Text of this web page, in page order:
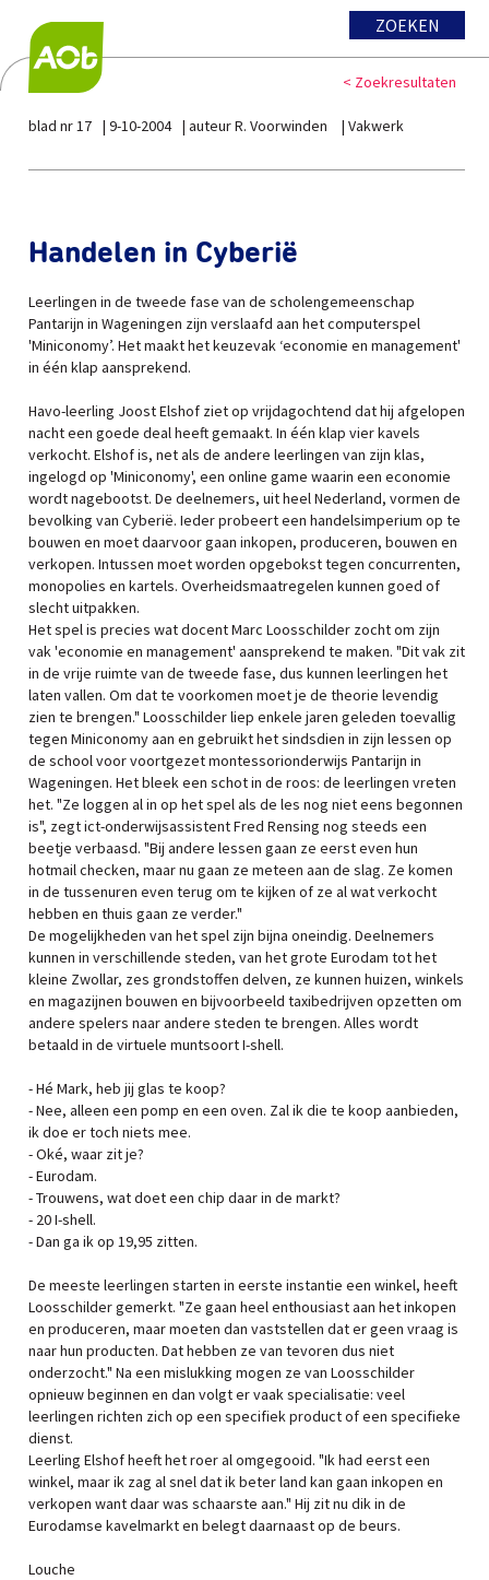
ZOEKEN
< Zoekresultaten
blad nr 17 9-10-2004 auteur R. Voorwinden Vakwerk
Handelen in Cyberië
Leerlingen in de tweede fase van de scholengemeenschap
Pantarijn in Wageningen zijn verslaafd aan het computerspel
'Miniconomy’. Het maakt het keuzevak ‘economie en management'
in één klap aansprekend.
Havo-leerling Joost Elshof ziet op vrijdagochtend dat hij afgelopen
nacht een goede deal heeft gemaakt. In één klap vier kavels
verkocht. Elshof is, net als de andere leerlingen van zijn klas,
ingelogd op 'Miniconomy', een online game waarin een economie
wordt nagebootst. De deelnemers, uit heel Nederland, vormen de
bevolking van Cyberië. Ieder probeert een handelsimperium op te
bouwen en moet daarvoor gaan inkopen, produceren, bouwen en
verkopen. Intussen moet worden opgebokst tegen concurrenten,
monopolies en kartels. Overheidsmaatregelen kunnen goed of
slecht uitpakken.
Het spel is precies wat docent Marc Loosschilder zocht om zijn
vak 'economie en management' aansprekend te maken. "Dit vak zit
in de vrije ruimte van de tweede fase, dus kunnen leerlingen het
laten vallen. Om dat te voorkomen moet je de theorie levendig
zien te brengen." Loosschilder liep enkele jaren geleden toevallig
tegen Miniconomy aan en gebruikt het sindsdien in zijn lessen op
de school voor voortgezet montessorionderwijs Pantarijn in
Wageningen. Het bleek een schot in de roos: de leerlingen vreten
het. "Ze loggen al in op het spel als de les nog niet eens begonnen
is", zegt ict-onderwijsassistent Fred Rensing nog steeds een
beetje verbaasd. "Bij andere lessen gaan ze eerst even hun
hotmail checken, maar nu gaan ze meteen aan de slag. Ze komen
in de tussenuren even terug om te kijken of ze al wat verkocht
hebben en thuis gaan ze verder."
De mogelijkheden van het spel zijn bijna oneindig. Deelnemers
kunnen in verschillende steden, van het grote Eurodam tot het
kleine Zwollar, zes grondstoffen delven, ze kunnen huizen, winkels
en magazijnen bouwen en bijvoorbeeld taxibedrijven opzetten om
andere spelers naar andere steden te brengen. Alles wordt
betaald in de virtuele muntsoort I-shell.
- Hé Mark, heb jij glas te koop?
- Nee, alleen een pomp en een oven. Zal ik die te koop aanbieden,
ik doe er toch niets mee.
- Oké, waar zit je?
- Eurodam.
- Trouwens, wat doet een chip daar in de markt?
- 20 I-shell.
- Dan ga ik op 19,95 zitten.
De meeste leerlingen starten in eerste instantie een winkel, heeft
Loosschilder gemerkt. "Ze gaan heel enthousiast aan het inkopen
en produceren, maar moeten dan vaststellen dat er geen vraag is
naar hun producten. Dat hebben ze van tevoren dus niet
onderzocht." Na een mislukking mogen ze van Loosschilder
opnieuw beginnen en dan volgt er vaak specialisatie: veel
leerlingen richten zich op een specifiek product of een specifieke
dienst.
Leerling Elshof heeft het roer al omgegooid. "Ik had eerst een
winkel, maar ik zag al snel dat ik beter land kan gaan inkopen en
verkopen want daar was schaarste aan." Hij zit nu dik in de
Eurodamse kavelmarkt en belegt daarnaast op de beurs.
Louche